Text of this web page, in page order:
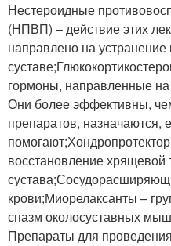
Нестероидные
(НПВП) – действие этих
направлено на
гормоны, направленные
Они более эффективны,
препаратов,
восстановление хрящевой
крови;Миорелаксанты –
спазм околосуставных
Препараты для